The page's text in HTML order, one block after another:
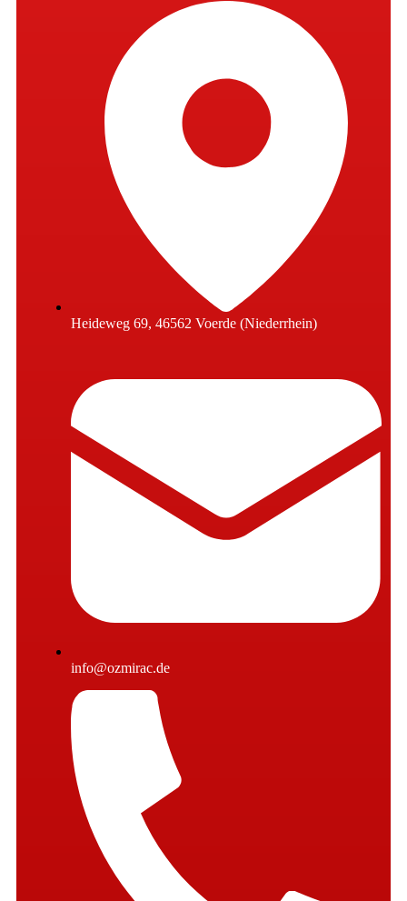
Heideweg 69, 46562 Voerde (Niederrhein)
info@ozmirac.de